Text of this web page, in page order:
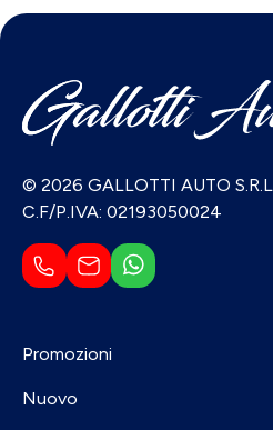
© 2026 GALLOTTI AUTO S.R.L.
C.F/P.IVA: 02193050024
Promozioni
Nuovo